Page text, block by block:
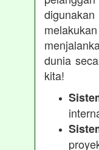
dunia
kita!